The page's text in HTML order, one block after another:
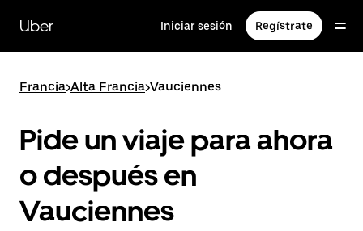
contenido
principal
Uber Iniciar sesión Regístrate
Francia>Alta Francia>Vauciennes
Pide un viaje para ahora
o después en
Vauciennes